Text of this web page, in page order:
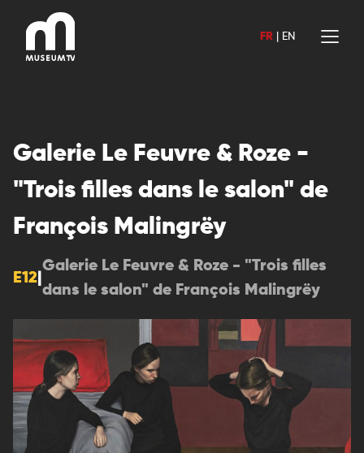
contenu
FR EN
Galerie Le Feuvre & Roze -
"Trois filles dans le salon" de
François Malingrëy
E12
Galerie Le Feuvre & Roze - "Trois filles
dans le salon" de François Malingrëy